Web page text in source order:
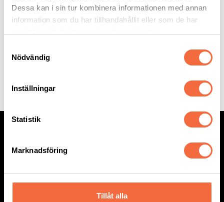
Dessa kan i sin tur kombinera informationen med annan
information som du har tillhandahållit eller som de har
Nödvändig
Inställningar
Statistik
Marknadsföring
Tillåt alla
PB
panelbockningsmaskin
Fax: 08 – 550 512 01
BESÖKSADRESS
192 55 Sollentuna